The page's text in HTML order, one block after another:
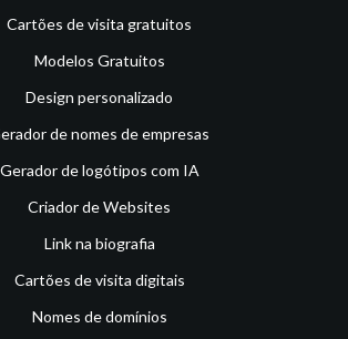
Cartões de visita gratuitos
Modelos Gratuitos
Design personalizado
de nomes de empresas
Gerador de logótipos com IA
Criador de Websites
Link na biografia
Cartões de visita digitais
Nomes de domínios